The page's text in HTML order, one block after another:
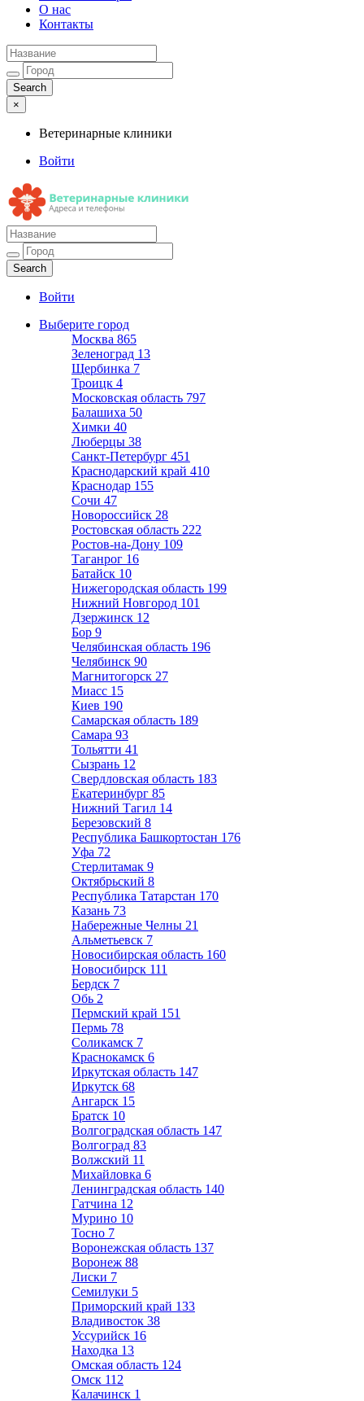
О нас
Контакты
×
Ветеринарные клиники
Войти
Ветеринарные клиники
Адреса и телефоны
Войти
Выберите город
Москва 865
Зеленоград 13
Щербинка 7
Троицк 4
Московская область 797
Балашиха 50
Химки 40
Люберцы 38
Санкт-Петербург 451
Краснодарский край 410
Краснодар 155
Сочи 47
Новороссийск 28
Ростовская область 222
Ростов-на-Дону 109
Таганрог 16
Батайск 10
Нижегородская область 199
Нижний Новгород 101
Дзержинск 12
Бор 9
Челябинская область 196
Челябинск 90
Магнитогорск 27
Миасс 15
Киев 190
Самарская область 189
Самара 93
Тольятти 41
Сызрань 12
Свердловская область 183
Екатеринбург 85
Нижний Тагил 14
Березовский 8
Республика Башкортостан 176
Уфа 72
Стерлитамак 9
Октябрьский 8
Республика Татарстан 170
Казань 73
Набережные Челны 21
Альметьевск 7
Новосибирская область 160
Новосибирск 111
Бердск 7
Обь 2
Пермский край 151
Пермь 78
Соликамск 7
Краснокамск 6
Иркутская область 147
Иркутск 68
Ангарск 15
Братск 10
Волгоградская область 147
Волгоград 83
Волжский 11
Михайловка 6
Ленинградская область 140
Гатчина 12
Мурино 10
Тосно 7
Воронежская область 137
Воронеж 88
Лиски 7
Семилуки 5
Приморский край 133
Владивосток 38
Уссурийск 16
Находка 13
Омская область 124
Омск 112
Калачинск 1